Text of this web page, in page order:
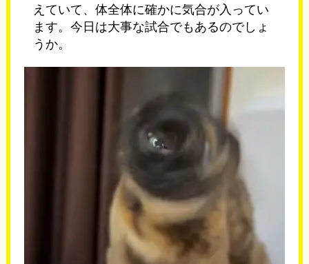
えていて、体全体に確かに気合が入ってい
ます。今日は大事な試合でもあるのでしょ
うか。